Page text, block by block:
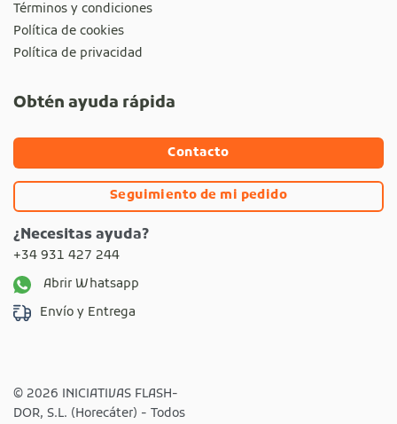
Términos y condiciones
Política de cookies
Política de privacidad
Obtén ayuda rápida
Contacto
Seguimiento de mi pedido
¿Necesitas ayuda?
+34 931 427 244
Abrir Whatsapp
Envío y Entrega
© 2026 INICIATIVAS FLASH-
DOR, S.L. (Horecáter) - Todos